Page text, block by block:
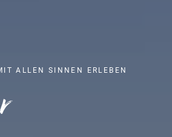
ALLEN SINNEN ERLEBEN